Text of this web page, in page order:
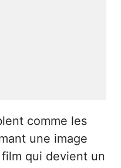
comme les
une image
qui devient un